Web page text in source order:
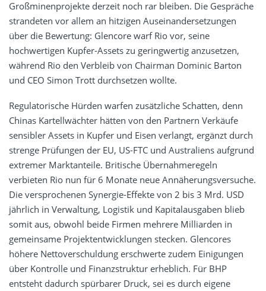
Großminenprojekte derzeit noch rar bleiben. Die Gespräche
strandeten vor allem an hitzigen Auseinandersetzungen
über die Bewertung: Glencore warf Rio vor, seine
hochwertigen Kupfer-Assets zu geringwertig anzusetzen,
während Rio den Verbleib von Chairman Dominic Barton
und CEO Simon Trott durchsetzen wollte.
Regulatorische Hürden warfen zusätzliche Schatten, denn
Chinas Kartellwächter hätten von den Partnern Verkäufe
sensibler Assets in Kupfer und Eisen verlangt, ergänzt durch
strenge Prüfungen der EU, US-FTC und Australiens aufgrund
extremer Marktanteile. Britische Übernahmeregeln
verbieten Rio nun für 6 Monate neue Annäherungsversuche.
Die versprochenen Synergie-Effekte von 2 bis 3 Mrd. USD
jährlich in Verwaltung, Logistik und Kapitalausgaben blieb
somit aus, obwohl beide Firmen mehrere Milliarden in
gemeinsame Projektentwicklungen stecken. Glencores
höhere Nettoverschuldung erschwerte zudem Einigungen
über Kontrolle und Finanzstruktur erheblich. Für BHP
entsteht dadurch spürbarer Druck, sei es durch eigene